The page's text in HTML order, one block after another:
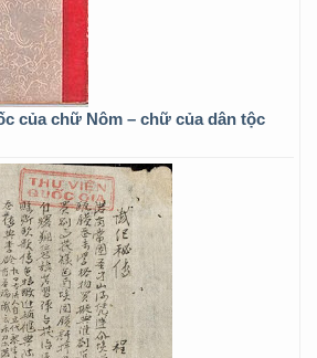
của chữ Nôm – chữ của dân tộc